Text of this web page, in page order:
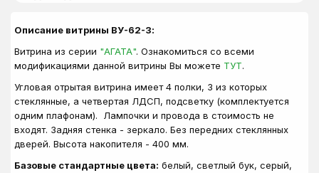
Описание витрины ВУ-62-З:
Витрина из серии "АГАТА". Ознакомиться со всеми
модификациями данной витрины Вы можете ТУТ.
Угловая отрытая витрина имеет 4 полки, 3 из которых
стеклянные, а четвертая ЛДСП, подсветку (комплектуется
одним плафонам). Лампочки и провода в стоимость не
входят. Задняя стенка - зеркало. Без передних стеклянных
дверей. Высота накопителя - 400 мм.
Базовые стандартные цвета: белый, светлый бук, серый,